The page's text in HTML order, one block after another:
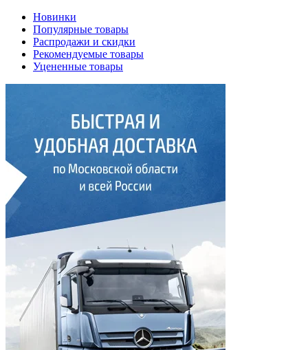
Новинки
Популярные товары
Распродажи и скидки
Рекомендуемые товары
Уцененные товары